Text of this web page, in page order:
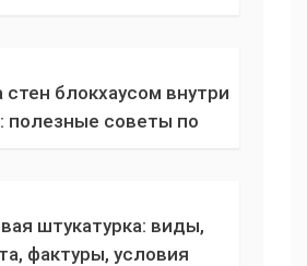
блокхаусом внутри
полезные советы по
работам
штукатурка: виды,
фактуры, условия